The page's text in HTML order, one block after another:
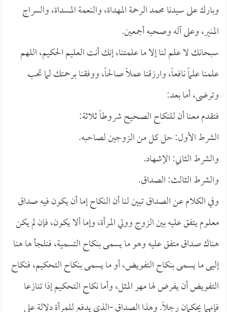
وبارك على سيدنا محمد الرحمة المهداة، والنعمة المسداة، والسراج
المنير، وعلى آله وصحبه أجمعين.
سبحانك لا علم لنا إلا ما علمتنا، إنك أنت العليم الحكيم، اللهم
علمنا علماً نافعاً، وارزقنا عملاً صالحاً، ووفقنا برحمتك لما تحب
وترضى، أما بعد:
فتقدم معنا أن للنكاح الصحيح شروطاً ثلاثة:
الشرط الأول: حل كل من الزوجين لصاحبه.
والشرط الثاني: الإشهاد.
والشرط الثالث: الصداق.
وفي الكلام عن الصداق تبين لنا أن النكاح إما أن يكون فيه صداق
معلوم يتفق عليه بين الزوج وولي المرأة، وإما ألا يكون، فإن لم يكن
هناك صداق متفق عليه وهو ما يسمى بنكاح التسمية، فنلجأ ها هنا
إلىى ما يسمى بنكاح التفويض، أو ما يسمى بنكاح التحكيم، فنكاح
التفويض أن يفرض لها مهر المثل، وأما نكاح التحكيم إذا تنازعا